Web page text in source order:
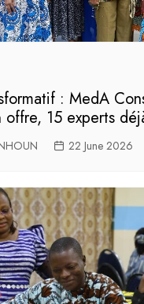
: MedA
offre, 15 experts
22 June 2026